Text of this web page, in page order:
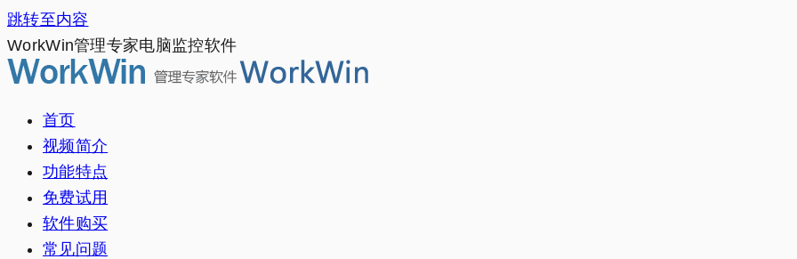
跳转至内容
WorkWin管理专家电脑监控软件
首页
视频简介
功能特点
免费试用
软件购买
常见问题